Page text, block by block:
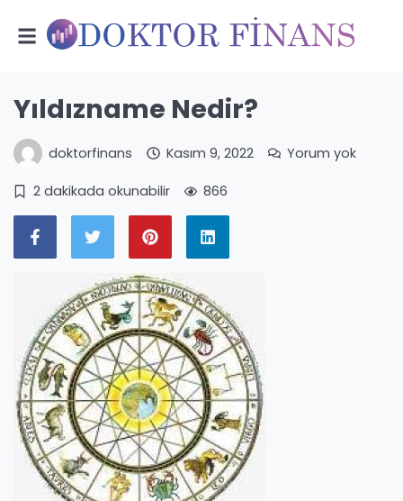
Yıldızname Nedir?
doktorfinans Kasım 9, 2022 Yorum yok
2 dakikada okunabilir 866